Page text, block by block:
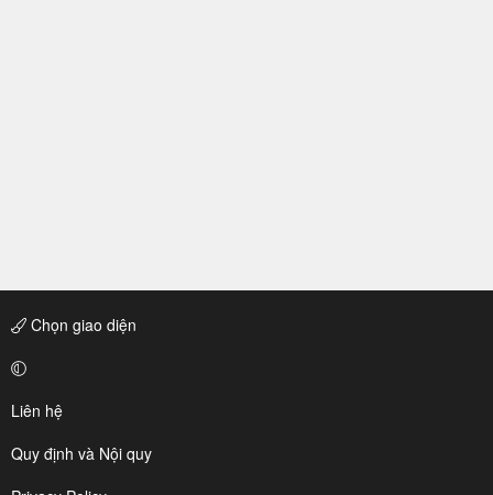
Chọn giao diện
Liên hệ
Quy định và Nội quy